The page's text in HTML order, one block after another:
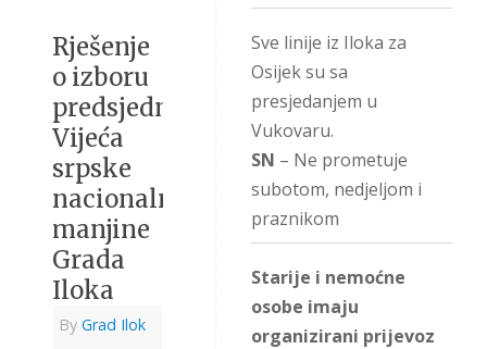
Rješenje
o izboru
predsjednika
Vijeća
srpske
nacionalne
manjine
Grada
Iloka
By Grad Ilok
Sve linije iz Iloka za
Osijek su sa
presjedanjem u
Vukovaru.
SN – Ne prometuje
subotom, nedjeljom i
praznikom
Starije i nemoćne
osobe imaju
organizirani prijevoz